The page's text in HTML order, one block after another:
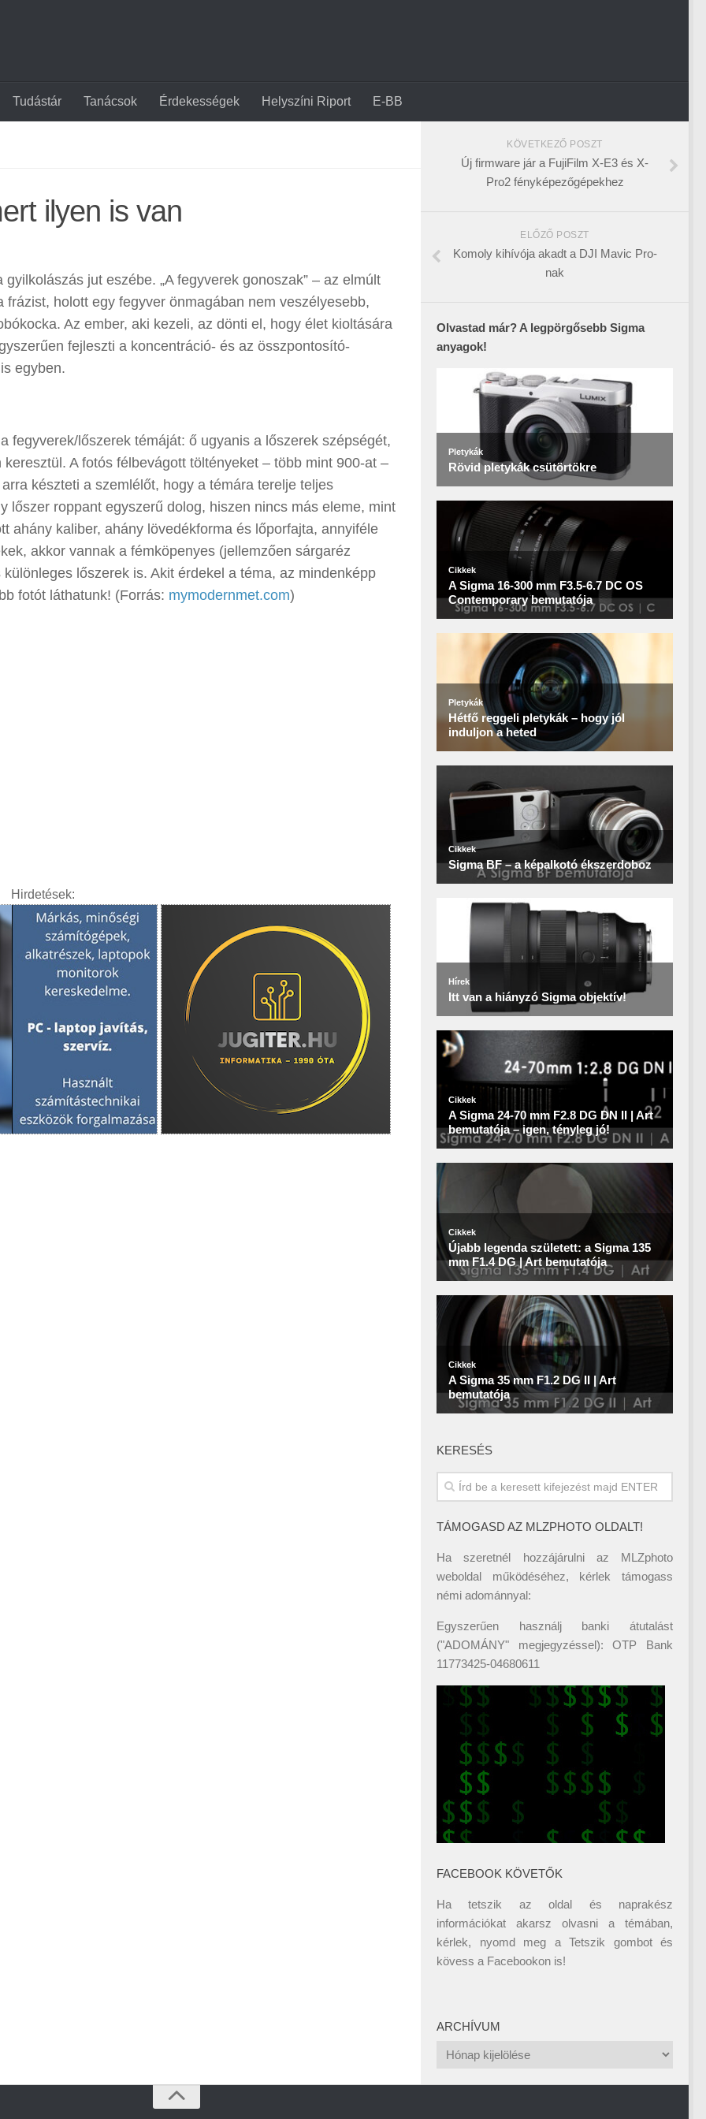
Tudástár Tanácsok Érdekességek Helyszíni Riport E-BB
ilyen is van
jut eszébe. „A fegyverek gonoszak” – az elmúlt
holott egy fegyver önmagában nem veszélyesebb,
Az ember, aki kezeli, az dönti el, hogy élet kioltására
fejleszti a koncentráció- és az összpontosító-
egyben.
fegyverek/lőszerek témáját: ő ugyanis a lőszerek szépségét,
keresztül. A fotós félbevágott töltényeket – több mint 900-at –
készteti a szemlélőt, hogy a témára terelje teljes
lőszer roppant egyszerű dolog, hiszen nincs más eleme, mint
ahány kaliber, ahány lövedékforma és lőporfajta, annyiféle
akkor vannak a fémköpenyes (jellemzően sárgaréz
lőszerek is. Akit érdekel a téma, az mindenképp
fotót láthatunk! (Forrás: mymodernmet.com)
Hirdetések:
KÖVETKEZŐ POSZT
Új firmware jár a FujiFilm X-E3 és X-
Pro2 fényképezőgépekhez
ELŐZŐ POSZT
Komoly kihívója akadt a DJI Mavic Pro-
nak
Olvastad már? A legpörgősebb Sigma
anyagok!
KERESÉS
TÁMOGASD AZ MLZPHOTO OLDALT!
Ha szeretnél hozzájárulni az MLZphoto
weboldal működéséhez, kérlek támogass
némi adománnyal:
Egyszerűen használj banki átutalást
("ADOMÁNY" megjegyzéssel): OTP Bank
11773425-04680611
FACEBOOK KÖVETŐK
Ha tetszik az oldal és naprakész
információkat akarsz olvasni a témában,
kérlek, nyomd meg a Tetszik gombot és
kövess a Facebookon is!
ARCHÍVUM
Archívum